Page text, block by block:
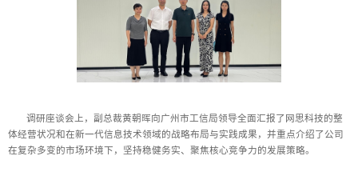
调研座谈会上，副总裁黄朝晖向广州市工信局领导全面汇报了网思科技的整
体经营状况和在新一代信息技术领域的战略布局与实践成果，并重点介绍了公司
在复杂多变的市场环境下，坚持稳健务实、聚焦核心竞争力的发展策略。